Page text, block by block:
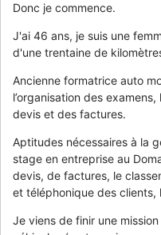
Donc je commence.
J'ai 46 ans, je suis une
d'une trentaine de
Ancienne formatrice auto
l’organisation des
devis et des factures.
Aptitudes nécessaires à la
stage en entreprise au
devis, de factures, le
et téléphonique des clients,
Je viens de finir une